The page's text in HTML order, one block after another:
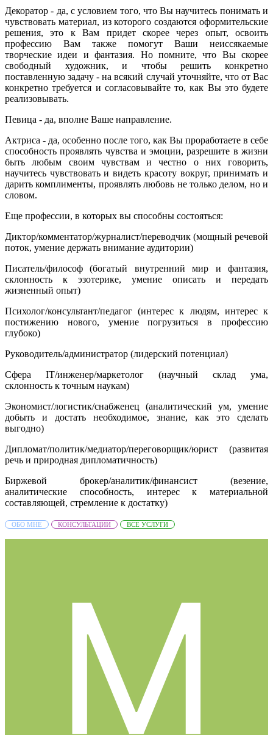
Декоратор - да, с условием того, что Вы научитесь понимать и
чувствовать материал, из которого создаются оформительские
решения, это к Вам придет скорее через опыт, освоить
профессию Вам также помогут Ваши неиссякаемые
творческие идеи и фантазия. Но помните, что Вы скорее
свободный художник, и чтобы решить конкретно
поставленную задачу - на всякий случай уточняйте, что от Вас
конкретно требуется и согласовывайте то, как Вы это будете
реализовывать.
Певица - да, вполне Ваше направление.
Актриса - да, особенно после того, как Вы проработаете в себе
способность проявлять чувства и эмоции, разрешите в жизни
быть любым своим чувствам и честно о них говорить,
научитесь чувствовать и видеть красоту вокруг, принимать и
дарить комплименты, проявлять любовь не только делом, но и
словом.
Еще профессии, в которых вы способны состояться:
Диктор/комментатор/журналист/переводчик (мощный речевой
поток, умение держать внимание аудитории)
Писатель/философ (богатый внутренний мир и фантазия,
склонность к эзотерике, умение описать и передать
жизненный опыт)
Психолог/консультант/педагог (интерес к людям, интерес к
постижению нового, умение погрузиться в профессию
глубоко)
Руководитель/администратор (лидерский потенциал)
Сфера IT/инженер/маркетолог (научный склад ума,
склонность к точным наукам)
Экономист/логистик/снабженец (аналитический ум, умение
добыть и достать необходимое, знание, как это сделать
выгодно)
Дипломат/политик/медиатор/переговорщик/юрист (развитая
речь и природная дипломатичность)
Биржевой брокер/аналитик/финансист (везение,
аналитические способность, интерес к материальной
составляющей, стремление к достатку)
ОБО МНЕ КОНСУЛЬТАЦИИ ВСЕ УСЛУГИ